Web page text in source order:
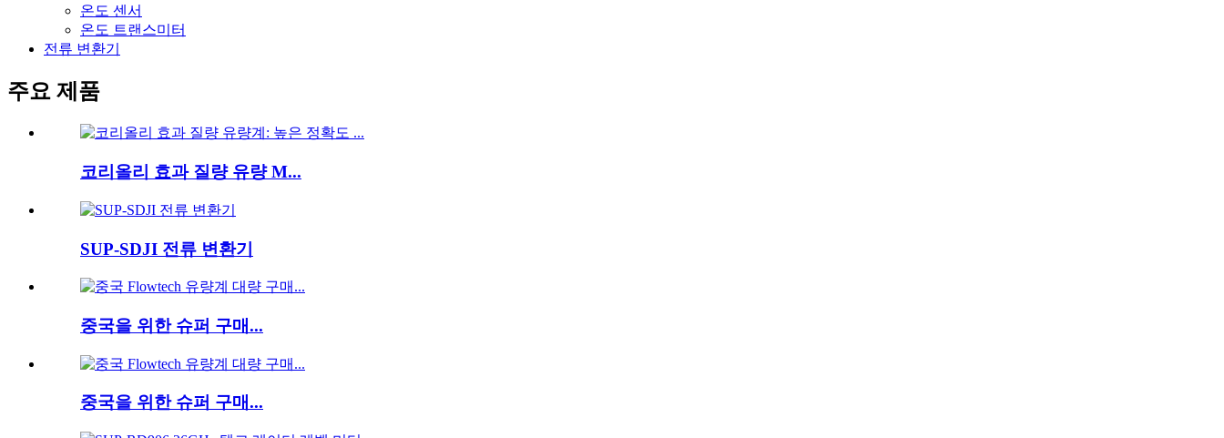
온도 센서
온도 트랜스미터
전류 변환기
주요 제품
코리올리 효과 질량 유량 M...
SUP-SDJI 전류 변환기
중국을 위한 슈퍼 구매...
중국을 위한 슈퍼 구매...